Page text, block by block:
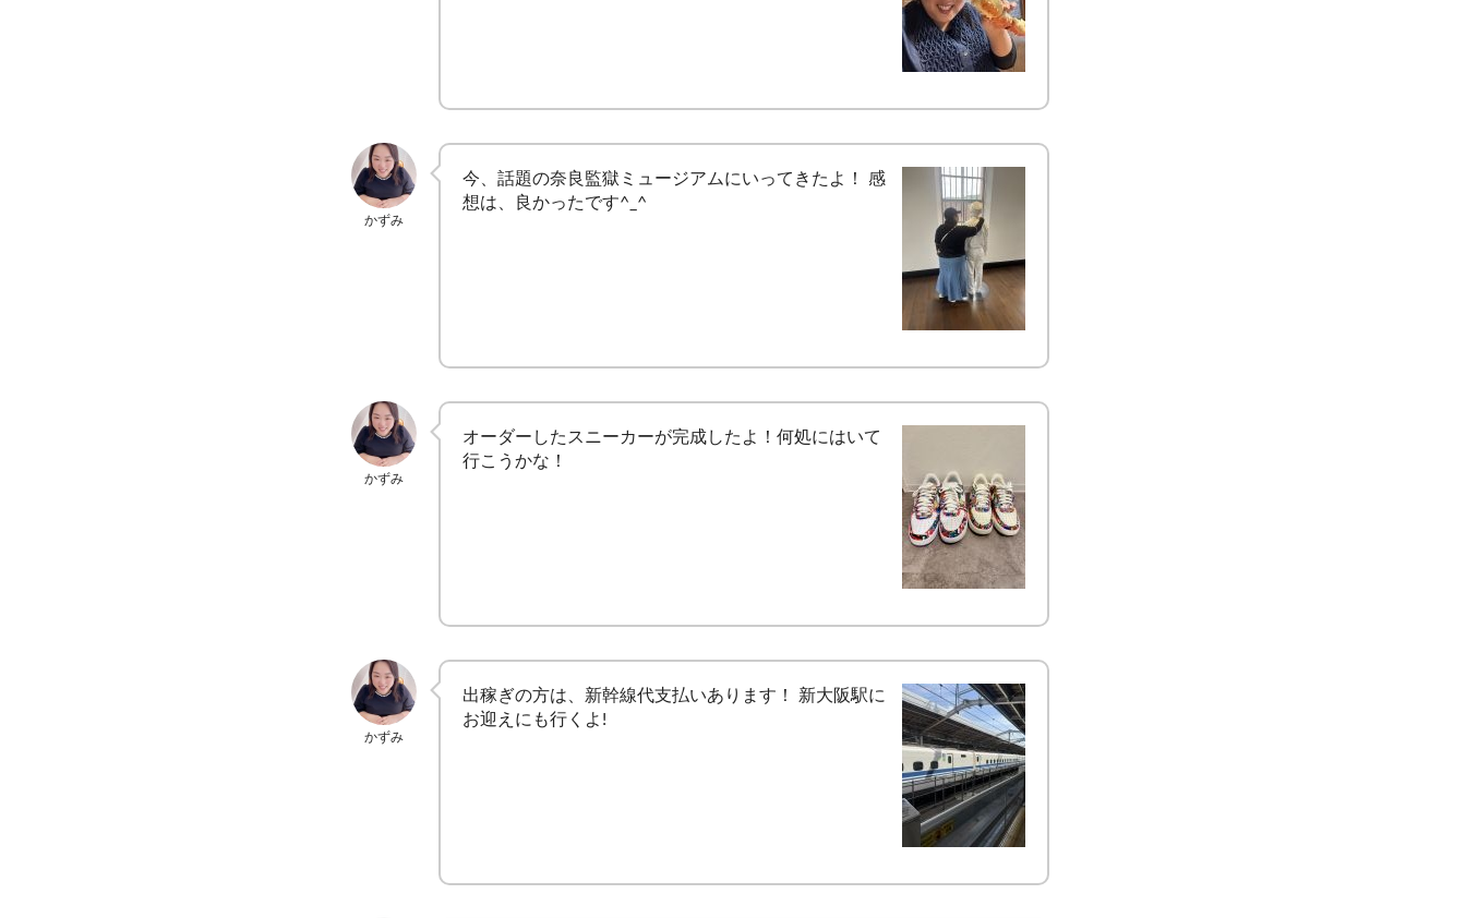
かずみ
今、話題の奈良監獄ミュージアムにいってきたよ！ 感
想は、良かったです^_^
かずみ
オーダーしたスニーカーが完成したよ！何処にはいて
行こうかな！
かずみ
出稼ぎの方は、新幹線代支払いあります！ 新大阪駅に
お迎えにも行くよ!